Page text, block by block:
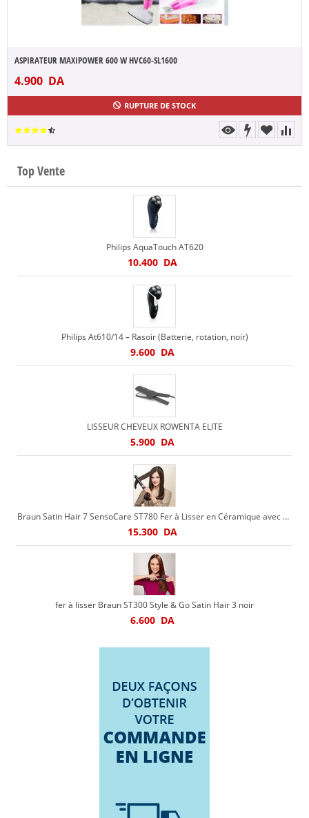
ASPIRATEUR MAXIPOWER 600 W HVC60-SL1600
4.900 DA
RUPTURE DE STOCK
Top Vente
Philips AquaTouch AT620
10.400 DA
Philips At610/14 – Rasoir (Batterie, rotation, noir)
9.600 DA
LISSEUR CHEVEUX ROWENTA ELITE
5.900 DA
Braun Satin Hair 7 SensoCare ST780 Fer à Lisser en Céramique avec Technologie Sensor
15.300 DA
fer à lisser Braun ST300 Style & Go Satin Hair 3 noir
6.600 DA